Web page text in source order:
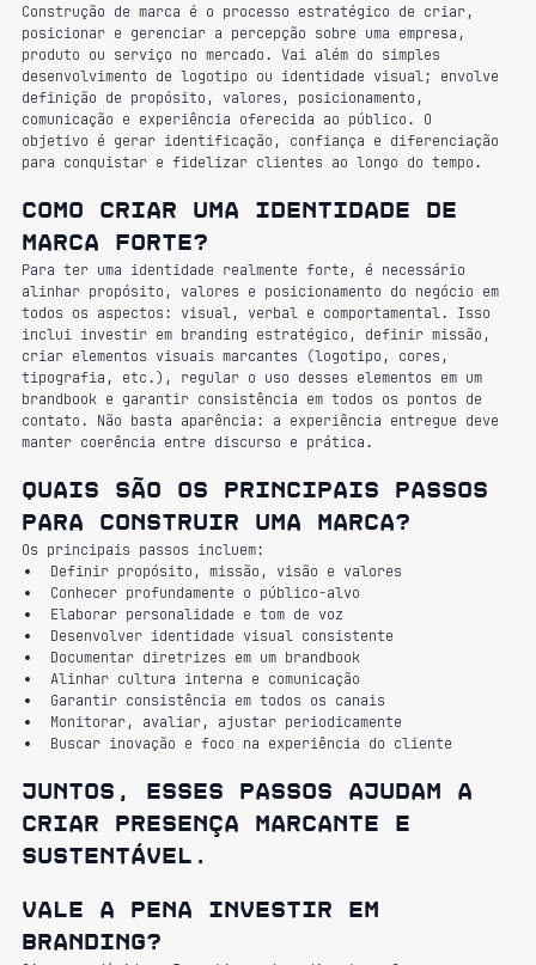
Construção de marca é o processo estratégico de criar,
posicionar e gerenciar a percepção sobre uma empresa,
produto ou serviço no mercado. Vai além do simples
desenvolvimento de logotipo ou identidade visual; envolve
definição de propósito, valores, posicionamento,
comunicação e experiência oferecida ao público. O
objetivo é gerar identificação, confiança e diferenciação
para conquistar e fidelizar clientes ao longo do tempo.
Como criar uma identidade de
marca forte?
Para ter uma identidade realmente forte, é necessário
alinhar propósito, valores e posicionamento do negócio em
todos os aspectos: visual, verbal e comportamental. Isso
inclui investir em branding estratégico, definir missão,
criar elementos visuais marcantes (logotipo, cores,
tipografia, etc.), regular o uso desses elementos em um
brandbook e garantir consistência em todos os pontos de
contato. Não basta aparência: a experiência entregue deve
manter coerência entre discurso e prática.
Quais são os principais passos
para construir uma marca?
Os principais passos incluem:
Definir propósito, missão, visão e valores
Conhecer profundamente o público-alvo
Elaborar personalidade e tom de voz
Desenvolver identidade visual consistente
Documentar diretrizes em um brandbook
Alinhar cultura interna e comunicação
Garantir consistência em todos os canais
Monitorar, avaliar, ajustar periodicamente
Buscar inovação e foco na experiência do cliente
Juntos, esses passos ajudam a
criar presença marcante e
sustentável.
Vale a pena investir em
branding?